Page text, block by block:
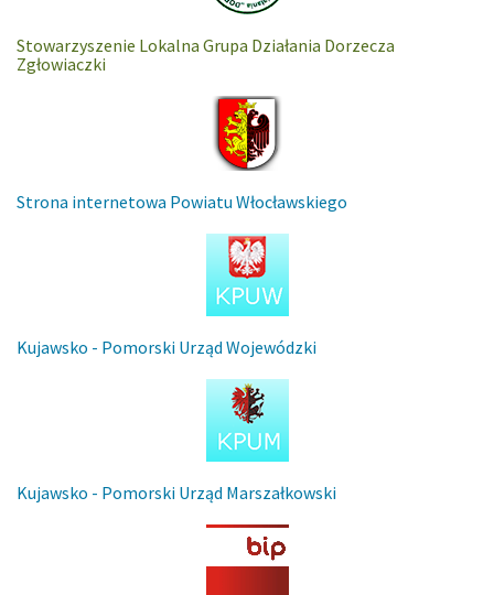
Stowarzyszenie Lokalna Grupa Działania Dorzecza
Zgłowiaczki
Strona internetowa Powiatu Włocławskiego
Kujawsko - Pomorski Urząd Wojewódzki
Kujawsko - Pomorski Urząd Marszałkowski